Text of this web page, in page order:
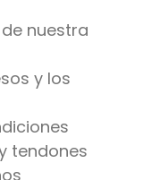
nuestra
y los
tendones